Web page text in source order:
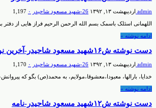
admin اردیبهشت ۱۳, ۱۳۹۲ 26-شهيد مسعود شاحيدر ۰ 1,197
اللهمانی اسئلک باسمک بسم الله الرحمن الرحیم فراز هایی از دفتر
ادامه نوشته »
دست نوشته ش۱۶شهید مسعود شاحیدر-آخرین نوشته
admin اردیبهشت ۱۳, ۱۳۹۲ 26-شهيد مسعود شاحيدر ۰ 1,170
خدایا، بارالها، معبودا،معشوقا،مولایم، به محمد(ص) بگو که
ادامه نوشته »
دست نوشته ش۱۲شهید مسعود شاحیدر-نامه